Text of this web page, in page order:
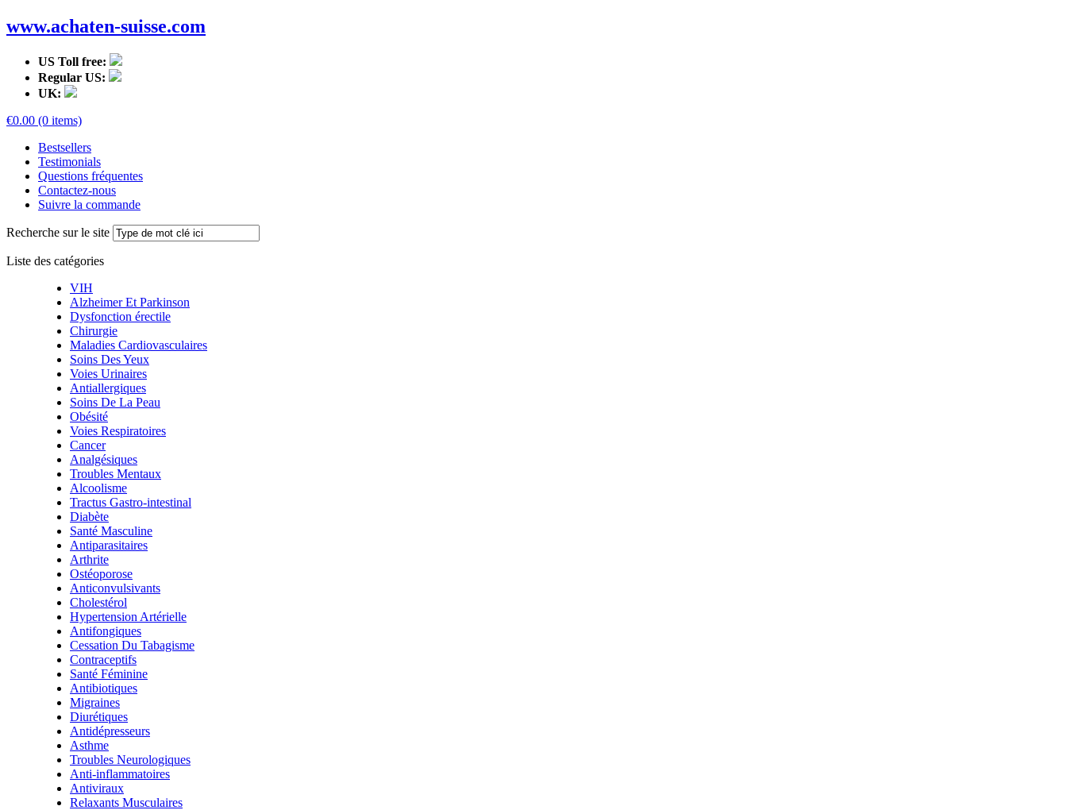
www.achaten-suisse.com
US Toll free:
Regular US:
UK:
€0.00 (0 items)
Bestsellers
Testimonials
Questions fréquentes
Contactez-nous
Suivre la commande
Recherche sur le site
Liste des catégories
VIH
Alzheimer Et Parkinson
Dysfonction érectile
Chirurgie
Maladies Cardiovasculaires
Soins Des Yeux
Voies Urinaires
Antiallergiques
Soins De La Peau
Obésité
Voies Respiratoires
Cancer
Analgésiques
Troubles Mentaux
Alcoolisme
Tractus Gastro-intestinal
Diabète
Santé Masculine
Antiparasitaires
Arthrite
Ostéoporose
Anticonvulsivants
Cholestérol
Hypertension Artérielle
Antifongiques
Cessation Du Tabagisme
Contraceptifs
Santé Féminine
Antibiotiques
Migraines
Diurétiques
Antidépresseurs
Asthme
Troubles Neurologiques
Anti-inflammatoires
Antiviraux
Relaxants Musculaires